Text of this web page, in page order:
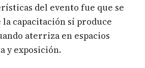
del evento fue que se
capacitación sí produce
aterriza en espacios
y exposición.